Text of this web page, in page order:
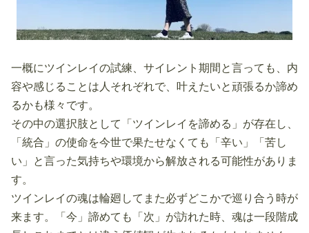
一概にツインレイの試練、サイレント期間と言っても、内
容や感じることは人それぞれで、叶えたいと頑張るか諦め
るかも様々です。
その中の選択肢として「ツインレイを諦める」が存在し、
「統合」の使命を今世で果たせなくても「辛い」「苦し
い」と言った気持ちや環境から解放される可能性がありま
す。
ツインレイの魂は輪廻してまた必ずどこかで巡り合う時が
来ます。「今」諦めても「次」が訪れた時、魂は一段階成